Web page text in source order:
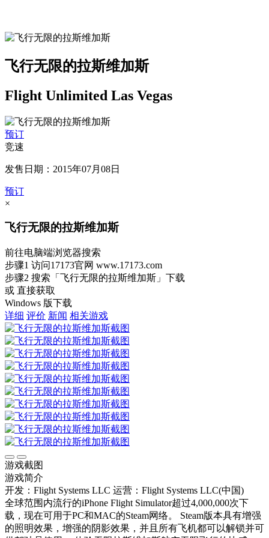
飞行无限的拉斯维加斯
Flight Unlimited Las Vegas
预订
竞速
发售日期：2015年07月08日
预订
×
飞行无限的拉斯维加斯
前往电脑端浏览器搜索
步骤1 访问17173官网 www.17173.com
步骤2 搜索 「飞行无限的拉斯维加斯」 下载
或 直接获取
Windows 版下载
详细 评价 新闻 相关游戏
游戏截图
游戏简介
开发：Flight Systems LLC 运营：Flight Systems LLC(中国)
全球范围内流行的iPhone Flight Simulator超过4,000,000次下
载，现在可用于PC和MAC的Steam网络。 Steam版本具有增强
的照明效果，增强的阴影效果，并且所有飞机都可以解锁并可